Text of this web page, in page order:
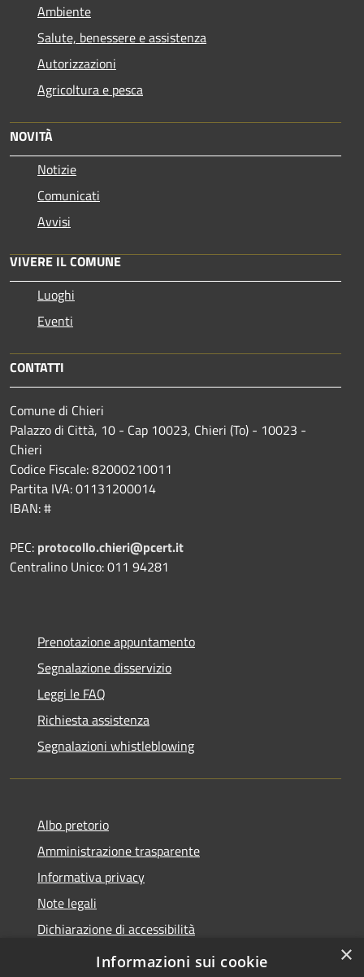
Ambiente
Salute, benessere e assistenza
Autorizzazioni
Agricoltura e pesca
NOVITÀ
Notizie
Comunicati
Avvisi
VIVERE IL COMUNE
Luoghi
Eventi
CONTATTI
Comune di Chieri
Palazzo di Città, 10 - Cap 10023, Chieri (To) - 10023 -
Chieri
Codice Fiscale: 82000210011
Partita IVA: 01131200014
IBAN: #
PEC: protocollo.chieri@pcert.it
Centralino Unico: 011 94281
Prenotazione appuntamento
Segnalazione disservizio
Leggi le FAQ
Richiesta assistenza
Segnalazioni whistleblowing
Albo pretorio
Amministrazione trasparente
Informativa privacy
Note legali
Dichiarazione di accessibilità
Meccanismo di Feedback
×
Informazioni sui cookie